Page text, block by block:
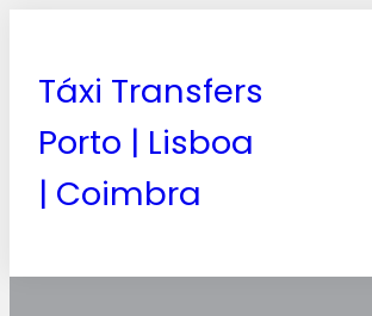
Táxi Transfers
Porto | Lisboa
| Coimbra